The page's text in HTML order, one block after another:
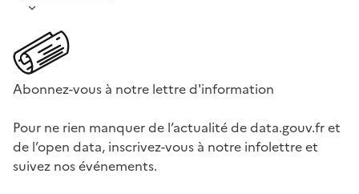
Abonnez-vous à notre lettre d'information
Pour ne rien manquer de l’actualité de data.gouv.fr et
de l’open data, inscrivez-vous à notre infolettre et
suivez nos événements.